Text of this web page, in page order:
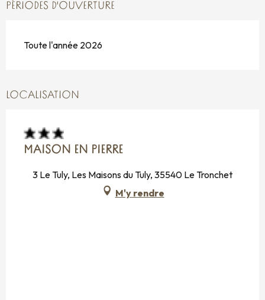
PÉRIODES D'OUVERTURE
Toute l'année 2026
LOCALISATION
MAISON EN PIERRE
3 Le Tuly, Les Maisons du Tuly, 35540 Le Tronchet
M'y rendre